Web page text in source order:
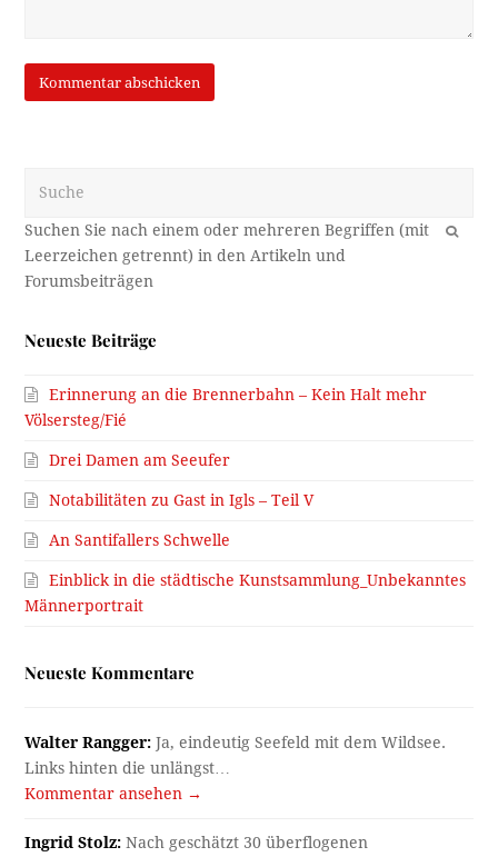
OK
Neueste Beiträge
Erinnerung an die Brennerbahn – Kein Halt mehr
Völsersteg/Fié
Drei Damen am Seeufer
Notabilitäten zu Gast in Igls – Teil V
An Santifallers Schwelle
Einblick in die städtische Kunstsammlung_Unbekanntes
Männerportrait
Neueste Kommentare
Walter Rangger: Ja, eindeutig Seefeld mit dem Wildsee.
Links hinten die unlängst…
Kommentar ansehen →
Ingrid Stolz: Nach geschätzt 30 überflogenen